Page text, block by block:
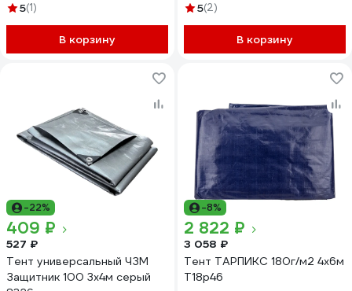
5(1)
В корзину
5(2)
В корзину
-22%
409 ₽
527 ₽
Тент универсальный ЧЗМ
Защитник 100 3х4м серый
-8%
2 822 ₽
3 058 ₽
Тент ТАРПИКС 180г/м2 4х6м
Т18р46